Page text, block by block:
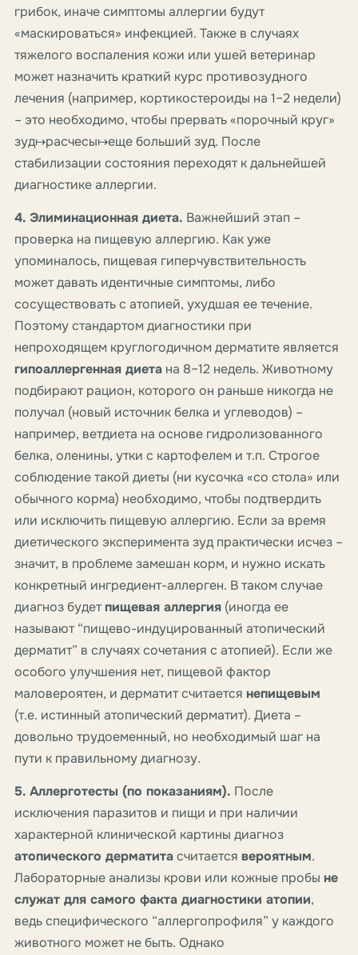
грибок, иначе симптомы аллергии будут
«маскироваться» инфекцией. Также в случаях
тяжелого воспаления кожи или ушей ветеринар
может назначить краткий курс противозудного
лечения (например, кортикостероиды на 1–2 недели)
– это необходимо, чтобы прервать «порочный круг»
зуд↦расчесы↦еще больший зуд. После
стабилизации состояния переходят к дальнейшей
диагностике аллергии.
4. Элиминационная диета. Важнейший этап –
проверка на пищевую аллергию. Как уже
упоминалось, пищевая гиперчувствительность
может давать идентичные симптомы, либо
сосуществовать с атопией, ухудшая ее течение.
Поэтому стандартом диагностики при
непроходящем круглогодичном дерматите является
гипоаллергенная диета на 8–12 недель. Животному
подбирают рацион, которого он раньше никогда не
получал (новый источник белка и углеводов) –
например, ветдиета на основе гидролизованного
белка, оленины, утки с картофелем и т.п. Строгое
соблюдение такой диеты (ни кусочка «со стола» или
обычного корма) необходимо, чтобы подтвердить
или исключить пищевую аллергию. Если за время
диетического эксперимента зуд практически исчез –
значит, в проблеме замешан корм, и нужно искать
конкретный ингредиент-аллерген. В таком случае
диагноз будетпищевая аллергия (иногда ее
называют “пищево-индуцированный атопический
дерматит” в случаях сочетания с атопией). Если же
особого улучшения нет, пищевой фактор
маловероятен, и дерматит считается непищевым
(т.е. истинный атопический дерматит). Диета –
довольно трудоеменный, но необходимый шаг на
пути к правильному диагнозу.
5. Аллерготесты (по показаниям). После
исключения паразитов и пищи и при наличии
характерной клинической картины диагноз
атопического дерматитасчитается вероятным.
Лабораторные анализы крови или кожные пробы не
служат для самого факта диагностики атопии,
ведь специфического “аллергопрофиля” у каждого
животного может не быть. Однако